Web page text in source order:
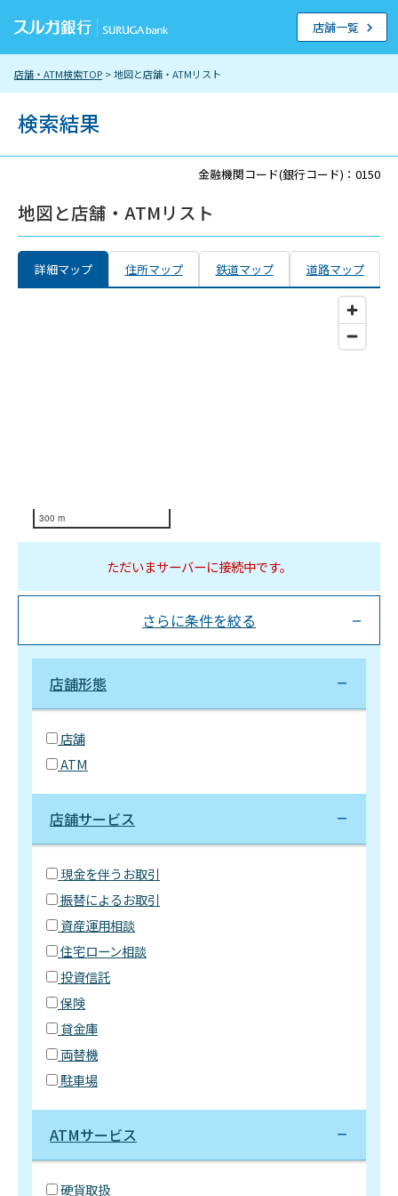
店舗・ATM検索TOP > 地図と店舗・ATMリスト
店舗一覧
検索結果
金融機関コード(銀行コード)：0150
地図と店舗・ATMリスト
詳細マップ 住所マップ 鉄道マップ 道路マップ
300 m
ただいまサーバーに接続中です。
さらに条件を絞る
店舗形態
店舗
ATM
店舗サービス
現金を伴うお取引
振替によるお取引
資産運用相談
住宅ローン相談
投資信託
保険
貸金庫
両替機
駐車場
ATMサービス
硬貨取扱